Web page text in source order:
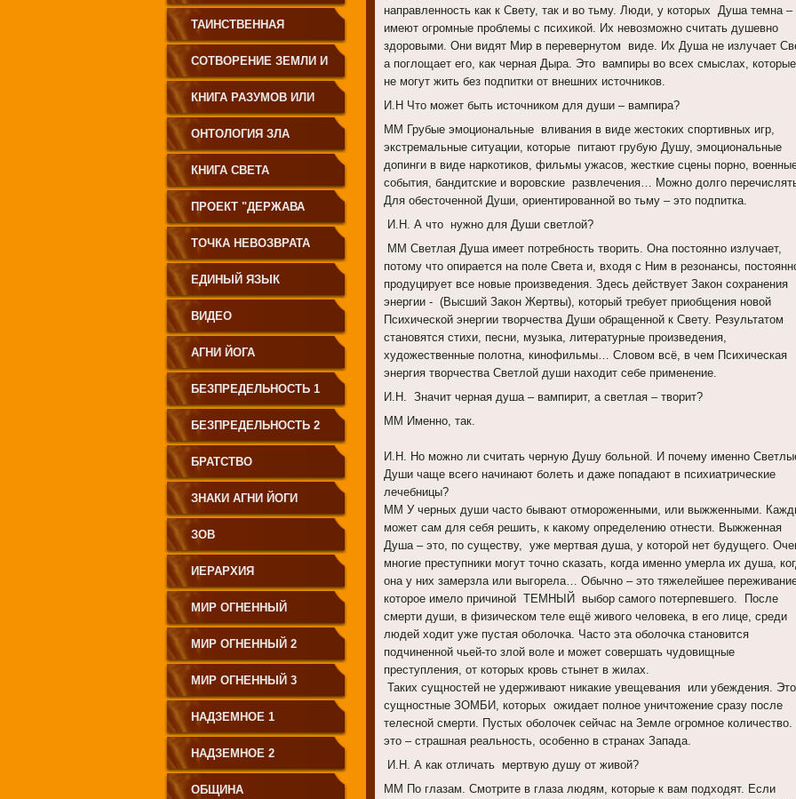
направленность как к Свету, так и во тьму. Люди, у которых Душа темна –
имеют огромные проблемы с психикой. Их невозможно считать душевно
здоровыми. Они видят Мир в перевернутом виде. Их Душа не излучает
а поглощает его, как черная Дыра. Это вампиры во всех смыслах, которые
не могут жить без подпитки от внешних источников.
И.Н Что может быть источником для души – вампира?
ММ Грубые эмоциональные вливания в виде жестоких спортивных игр,
экстремальные ситуации, которые питают грубую Душу, эмоциональные
допинги в виде наркотиков, фильмы ужасов, жесткие сцены порно,
события, бандитские и воровские развлечения… Можно долго
Для обесточенной Души, ориентированной во тьму – это подпитка.
И.Н. А что нужно для Души светлой?
ММ Светлая Душа имеет потребность творить. Она постоянно излучает,
потому что опирается на поле Света и, входя с Ним в резонансы,
продуцирует все новые произведения. Здесь действует Закон сохранения
энергии - (Высший Закон Жертвы), который требует приобщения новой
Психической энергии творчества Души обращенной к Свету. Результатом
становятся стихи, песни, музыка, литературные произведения,
художественные полотна, кинофильмы… Словом всё, в чем Психическая
энергия творчества Светлой души находит себе применение.
И.Н. Значит черная душа – вампирит, а светлая – творит?
ММ Именно, так.
И.Н. Но можно ли считать черную Душу больной. И почему именно
Души чаще всего начинают болеть и даже попадают в психиатрические
лечебницы?
ММ У черных души часто бывают отмороженными, или выжженными.
может сам для себя решить, к какому определению отнести. Выжженная
Душа – это, по существу, уже мертвая душа, у которой нет будущего.
многие преступники могут точно сказать, когда именно умерла их душа,
она у них замерзла или выгорела… Обычно – это тяжелейшее
которое имело причиной ТЕМНЫЙ выбор самого потерпевшего. После
смерти души, в физическом теле ещё живого человека, в его лице, среди
людей ходит уже пустая оболочка. Часто эта оболочка становится
подчиненной чьей-то злой воле и может совершать чудовищные
преступления, от которых кровь стынет в жилах.
Таких сущностей не удерживают никакие увещевания или убеждения. Это
сущностные ЗОМБИ, которых ожидает полное уничтожение сразу после
телесной смерти. Пустых оболочек сейчас на Земле огромное количество.
это – страшная реальность, особенно в странах Запада.
И.Н. А как отличать мертвую душу от живой?
ММ По глазам. Смотрите в глаза людям, которые к вам подходят. Если
ТАИНСТВЕННАЯ
СИБИРЬ
СОТВОРЕНИЕ ЗЕМЛИ И
ЕЁ ЖИТЕЛЕЙ
КНИГА РАЗУМОВ ИЛИ
ПОЛЕЙ
ОНТОЛОГИЯ ЗЛА
КНИГА СВЕТА
ПРОЕКТ "ДЕРЖАВА
СВЕТА"
ТОЧКА НЕВОЗВРАТА
ЕДИНЫЙ ЯЗЫК
ЧЕЛОВЕЧЕСТВА
ВИДЕО
АГНИ ЙОГА
БЕЗПРЕДЕЛЬНОСТЬ 1
БЕЗПРЕДЕЛЬНОСТЬ 2
БРАТСТВО
ЗНАКИ АГНИ ЙОГИ
ЗОВ
ИЕРАРХИЯ
МИР ОГНЕННЫЙ
МИР ОГНЕННЫЙ 2
МИР ОГНЕННЫЙ 3
НАДЗЕМНОЕ 1
НАДЗЕМНОЕ 2
ОБЩИНА